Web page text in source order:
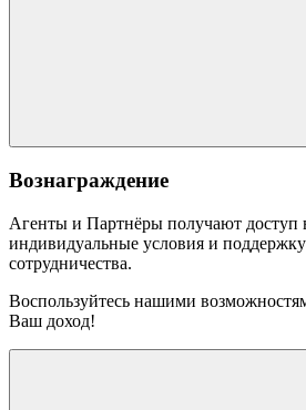
Вознаграждение
Агенты и Партнёры получают
индивидуальные условия и поддержку
сотрудничества.
Воспользуйтесь нашими
Ваш доход!